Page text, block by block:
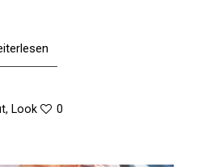
, Look 0